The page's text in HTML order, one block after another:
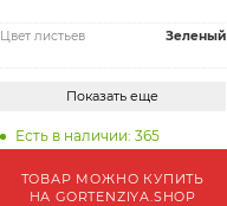
Цвет листьев Зеленый
Показать еще
Есть в наличии: 365
ТОВАР МОЖНО КУПИТЬ
НА GORTENZIYA.SHOP